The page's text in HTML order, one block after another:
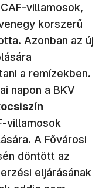
villamosok,
korszerű
Azonban az új
a remízekben.
napon a BKV
villamosok
A Fővárosi
döntött az
eljárásának